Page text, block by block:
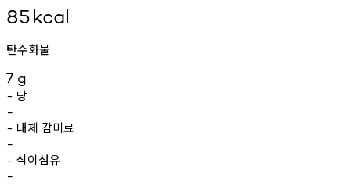
85kcal
탄수화물
7 g
- 당
-
- 대체 감미료
-
- 식이섬유
-